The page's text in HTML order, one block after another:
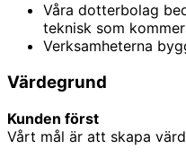
Våra dotterbolag
teknisk som
Verksamheterna
Värdegrund
Kunden först
Vårt mål är att skapa